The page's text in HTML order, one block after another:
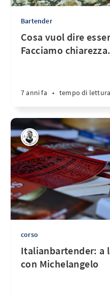
Bartender
Cosa vuol dire
Facciamo chiarezza.
7 anni fa • tempo di
corso
Italianbartender: a
con Michelangelo